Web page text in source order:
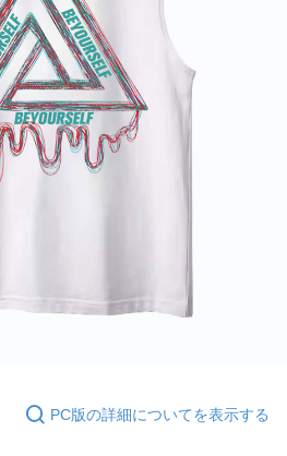
PC版の詳細についてを表示する